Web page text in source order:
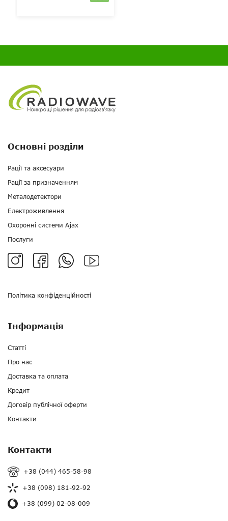
Політика конфіденційності
Основні розділи
Рації та аксесуари
Рації за призначенням
Металодетектори
Електроживлення
Охоронні системи Ajax
Послуги
Інформація
Статті
Про нас
Доставка та оплата
Кредит
Договір публічної оферти
Контакти
Контакти
+38 (044) 465-58-98
+38 (098) 181-92-92
+38 (099) 02-08-009